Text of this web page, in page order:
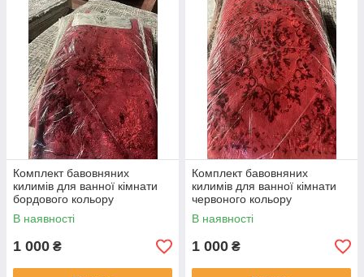
Комплект бавовняних
килимів для ванної кімнати
бордового кольору
В наявності
1 000 ₴
Комплект бавовняних
килимів для ванної кімнати
червоного кольору
В наявності
1 000 ₴